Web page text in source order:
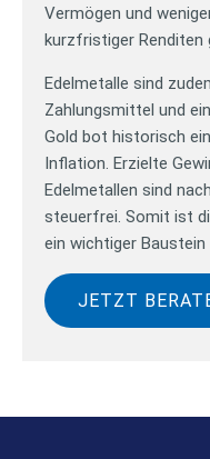
Vermögen und
kurzfristiger Renditen
Edelmetalle sind
Zahlungsmittel und
Gold bot historisch
Inflation. Erzielte
Edelmetallen sind
steuerfrei. Somit ist
ein wichtiger
JETZT